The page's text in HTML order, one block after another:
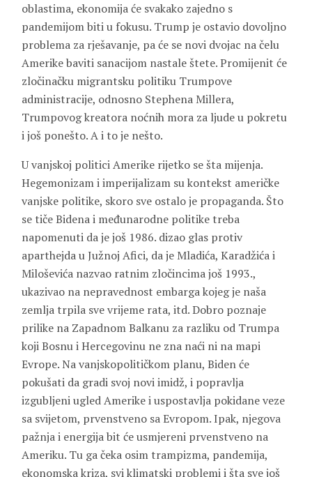
oblastima, ekonomija će svakako zajedno s
pandemijom biti u fokusu. Trump je ostavio dovoljno
problema za rješavanje, pa će se novi dvojac na čelu
Amerike baviti sanacijom nastale štete. Promijenit će
zločinačku migrantsku politiku Trumpove
administracije, odnosno Stephena Millera,
Trumpovog kreatora noćnih mora za ljude u pokretu
i još ponešto. A i to je nešto.
U vanjskoj politici Amerike rijetko se šta mijenja.
Hegemonizam i imperijalizam su kontekst američke
vanjske politike, skoro sve ostalo je propaganda. Što
se tiče Bidena i međunarodne politike treba
napomenuti da je još 1986. dizao glas protiv
aparthejda u Južnoj Afici, da je Mladića, Karadžića i
Miloševića nazvao ratnim zločincima još 1993.,
ukazivao na nepravednost embarga kojeg je naša
zemlja trpila sve vrijeme rata, itd. Dobro poznaje
prilike na Zapadnom Balkanu za razliku od Trumpa
koji Bosnu i Hercegovinu ne zna naći ni na mapi
Evrope. Na vanjskopolitičkom planu, Biden će
pokušati da gradi svoj novi imidž, i popravlja
izgubljeni ugled Amerike i uspostavlja pokidane veze
sa svijetom, prvenstveno sa Evropom. Ipak, njegova
pažnja i energija bit će usmjereni prvenstveno na
Ameriku. Tu ga čeka osim trampizma, pandemija,
ekonomska kriza, svi klimatski problemi i šta sve još